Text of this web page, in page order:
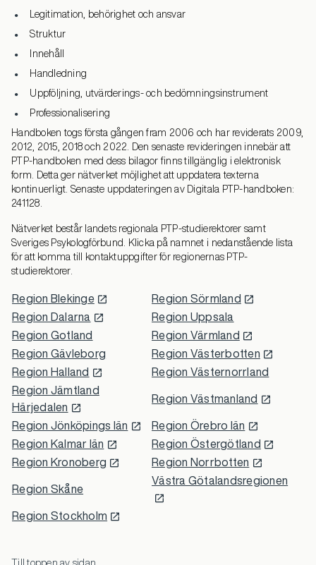
Legitimation, behörighet och ansvar
Struktur
Innehåll
Handledning
Uppföljning, utvärderings- och bedömningsinstrument
Professionalisering
Handboken togs första gången fram 2006 och har reviderats 2009,
2012, 2015, 2018 och 2022. Den senaste revideringen innebär att
PTP-handboken med dess bilagor finns tillgänglig i elektronisk
form. Detta ger nätverket möjlighet att uppdatera texterna
kontinuerligt. Senaste uppdateringen av Digitala PTP-handboken:
241128.
Nätverket består landets regionala PTP-studierektorer samt
Sveriges Psykologförbund. Klicka på namnet i nedanstående lista
för att komma till kontaktuppgifter för regionernas PTP-
studierektorer.
Region Blekinge
Region Sörmland
Region Dalarna
Region Uppsala
Region Gotland
Region Värmland
Region Gävleborg
Region Västerbotten
Region Halland
Region Västernorrland
Region Jämtland
Härjedalen
Region Västmanland
Region Jönköpings län
Region Örebro län
Region Kalmar län
Region Östergötland
Region Kronoberg
Region Norrbotten
Region Skåne
Västra Götalandsregionen
Region Stockholm
Till toppen av sidan